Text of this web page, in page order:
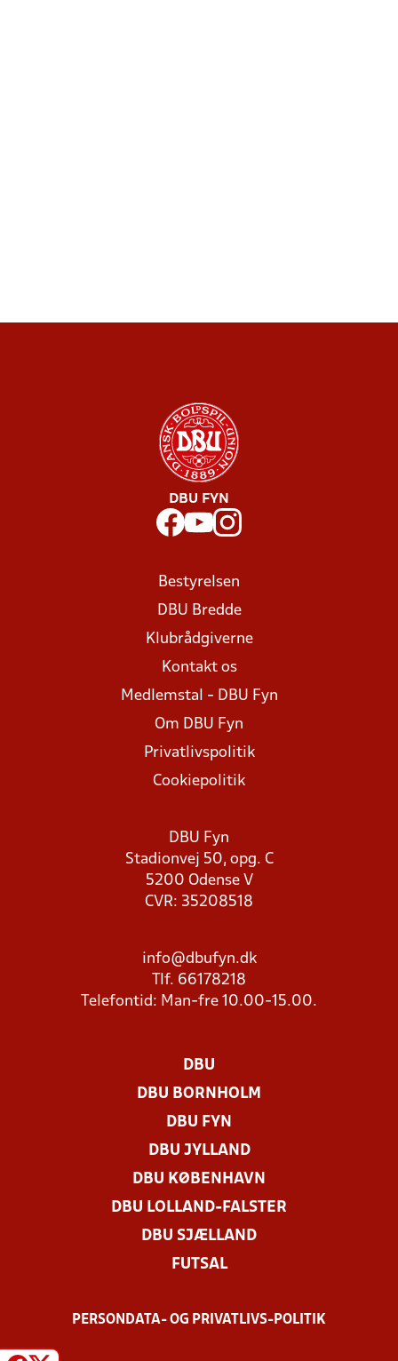
DBU FYN
Bestyrelsen
DBU Bredde
Klubrådgiverne
Kontakt os
Medlemstal - DBU Fyn
Om DBU Fyn
Privatlivspolitik
Cookiepolitik
DBU Fyn
Stadionvej 50, opg. C
5200 Odense V
CVR: 35208518
info@dbufyn.dk
Tlf. 66178218
Telefontid: Man-fre 10.00-15.00.
DBU
DBU BORNHOLM
DBU FYN
DBU JYLLAND
DBU KØBENHAVN
DBU LOLLAND-FALSTER
DBU SJÆLLAND
FUTSAL
PERSONDATA- OG PRIVATLIVS-POLITIK